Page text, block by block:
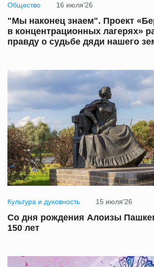
Общество 16 июля'26
"Мы наконец знаем". Проект
в концентрационных лагерях»
правду о судьбе дяди нашего
Культура и духовность 15 июля'26
Со дня рождения Алоизы
150 лет